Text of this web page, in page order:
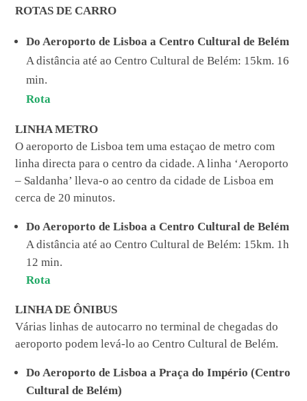
ROTAS DE CARRO
Do Aeroporto de Lisboa a Centro Cultural de Belém
A distância até ao Centro Cultural de Belém: 15km. 16
min.
Rota
LINHA METRO
O aeroporto de Lisboa tem uma estaçao de metro com
linha directa para o centro da cidade. A linha ‘Aeroporto
– Saldanha’ lleva-o ao centro da cidade de Lisboa em
cerca de 20 minutos.
Do Aeroporto de Lisboa a Centro Cultural de Belém
A distância até ao Centro Cultural de Belém: 15km. 1h
12 min.
Rota
LINHA DE ÔNIBUS
Várias linhas de autocarro no terminal de chegadas do
aeroporto podem levá-lo ao Centro Cultural de Belém.
Do Aeroporto de Lisboa a Praça do Império (Centro
Cultural de Belém)